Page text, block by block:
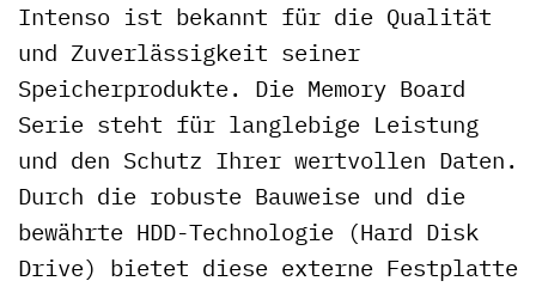
Intenso ist bekannt für die Qualität
und Zuverlässigkeit seiner
Speicherprodukte. Die Memory Board
Serie steht für langlebige Leistung
und den Schutz Ihrer wertvollen Daten.
Durch die robuste Bauweise und die
bewährte HDD-Technologie (Hard Disk
Drive) bietet diese externe Festplatte